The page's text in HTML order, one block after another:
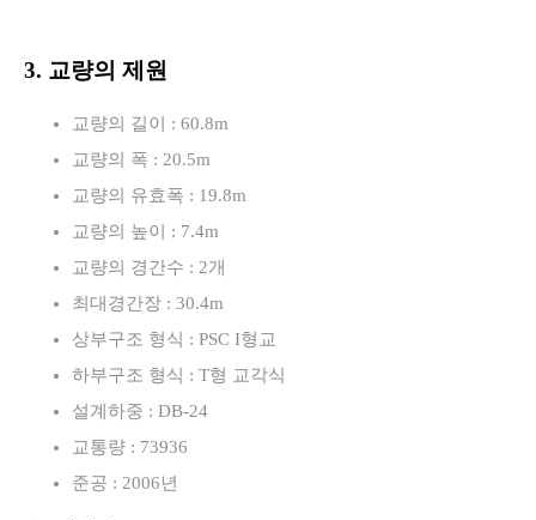
3. 교량의 제원
교량의 길이 : 60.8m
교량의 폭 : 20.5m
교량의 유효폭 : 19.8m
교량의 높이 : 7.4m
교량의 경간수 : 2개
최대경간장 : 30.4m
상부구조 형식 : PSC I형교
하부구조 형식 : T형 교각식
설계하중 : DB-24
교통량 : 73936
준공 : 2006년